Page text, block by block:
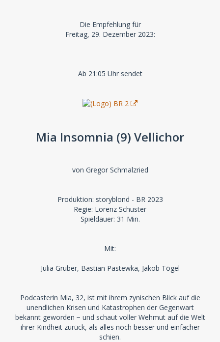
Die Empfehlung für
Freitag, 29. Dezember 2023:
Ab 21:05 Uhr sendet
Mia Insomnia (9) Vellichor
von Gregor Schmalzried
Produktion: storyblond - BR 2023
Regie: Lorenz Schuster
Spieldauer: 31 Min.
Mit:
Julia Gruber, Bastian Pastewka, Jakob Tögel
Podcasterin Mia, 32, ist mit ihrem zynischen Blick auf die
unendlichen Krisen und Katastrophen der Gegenwart
bekannt geworden − und schaut voller Wehmut auf die Welt
ihrer Kindheit zurück, als alles noch besser und einfacher
schien.